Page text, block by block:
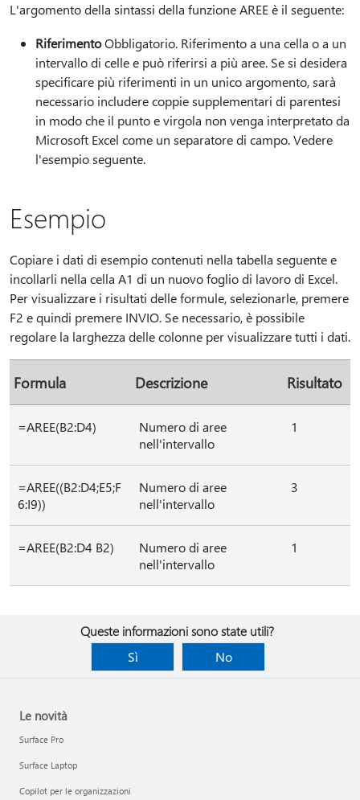
L'argomento della sintassi della funzione AREE è il seguente:
RiferimentoObbligatorio. Riferimento a una cella o a un
intervallo di celle e può riferirsi a più aree. Se si desidera
specificare più riferimenti in un unico argomento, sarà
necessario includere coppie supplementari di parentesi
in modo che il punto e virgola non venga interpretato da
Microsoft Excel come un separatore di campo. Vedere
l'esempio seguente.
Esempio
Copiare i dati di esempio contenuti nella tabella seguente e
incollarli nella cella A1 di un nuovo foglio di lavoro di Excel.
Per visualizzare i risultati delle formule, selezionarle, premere
F2 e quindi premere INVIO. Se necessario, è possibile
regolare la larghezza delle colonne per visualizzare tutti i dati.
Formula Descrizione Risultato
=AREE(B2:D4)
Numero di aree
nell'intervallo
1
=AREE((B2:D4;E5;F
6:I9))
Numero di aree
nell'intervallo
3
=AREE(B2:D4 B2)
Numero di aree
nell'intervallo
1
Queste informazioni sono state utili?
Sì
No
Le novità
Surface Pro
Surface Laptop
Copilot per le organizzazioni